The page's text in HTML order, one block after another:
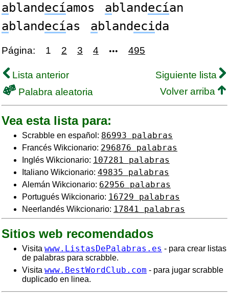
ablandecíamos ablandecían
ablandecías ablandecida
Página: 1 2 3 4 ••• 495
Lista anterior
Siguiente lista
Palabra aleatoria
Volver arriba
Vea esta lista para:
Scrabble en español: 86993 palabras
Francés Wikcionario: 296876 palabras
Inglés Wikcionario: 107281 palabras
Italiano Wikcionario: 49835 palabras
Alemán Wikcionario: 62956 palabras
Portugués Wikcionario: 16729 palabras
Neerlandés Wikcionario: 17841 palabras
Sitios web recomendados
Visita www.ListasDePalabras.es - para crear listas
de palabras para scrabble.
Visita www.BestWordClub.com - para jugar scrabble
duplicado en linea.